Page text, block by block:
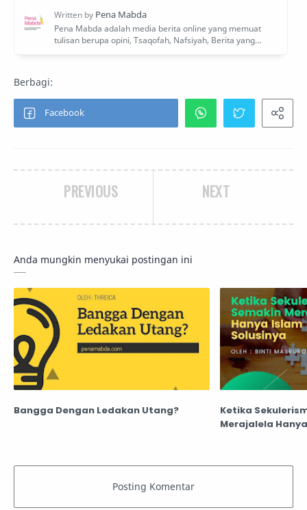
NEXT
PREVIOUS
Anda mungkin menyukai postingan ini
Bangga Dengan Ledakan Utang?
Ketika
Merajalela